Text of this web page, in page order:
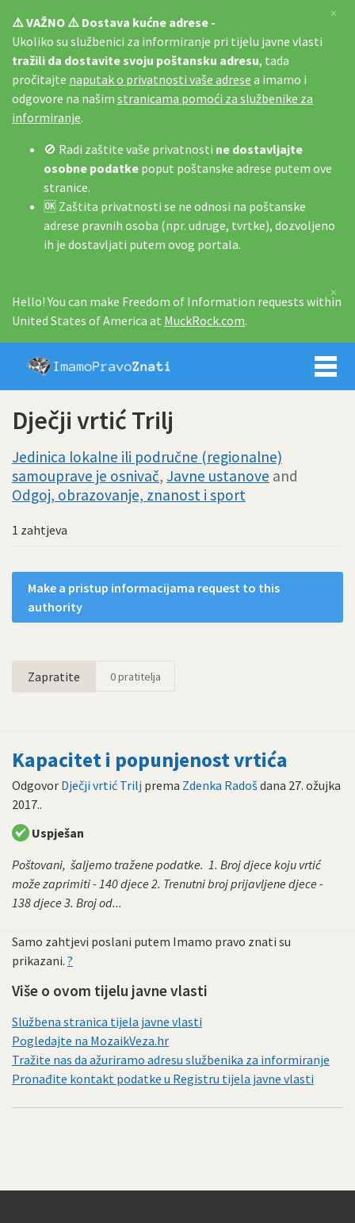
⚠️ VAŽNO ⚠️ Dostava kućne adrese -
Ukoliko su službenici za informiranje pri tijelu javne vlasti
tražili da dostavite svoju poštansku adresu, tada
pročitajte naputak o privatnosti vaše adrese a imamo i
odgovore na našim stranicama pomoći za službenike za
informiranje.
🚫 Radi zaštite vaše privatnosti ne dostavljajte
osobne podatke poput poštanske adrese putem ove
stranice.
🆗 Zaštita privatnosti se ne odnosi na poštanske
adrese pravnih osoba (npr. udruge, tvrtke), dozvoljeno
ih je dostavljati putem ovog portala.
×
Hello! You can make Freedom of Information requests within
United States of America at MuckRock.com.
×
Imamo
Dječji vrtić Trilj
Jedinica lokalne ili područne (regionalne)
samouprave je osnivač, Javne ustanove and
Odgoj, obrazovanje, znanost i sport
1 zahtjeva
Make a pristup informacijama request to this
authority
Zapratite 0pratitelja
Kapacitet i popunjenost vrtića
Odgovor Dječji vrtić Trilj prema Zdenka Radošdana 27. ožujka
2017..
Uspješan
Poštovani, šaljemo tražene podatke. 1. Broj djece koju vrtić
može zaprimiti - 140 djece 2. Trenutni broj prijavljene djece -
138 djece 3. Broj od...
Samo zahtjevi poslani putem Imamo pravo znati su
prikazani. ?
Više o ovom tijelu javne vlasti
Službena stranica tijela javne vlasti
Pogledajte na MozaikVeza.hr
Tražite nas da ažuriramo adresu službenika za informiranje
Pronađite kontakt podatke u Registru tijela javne vlasti